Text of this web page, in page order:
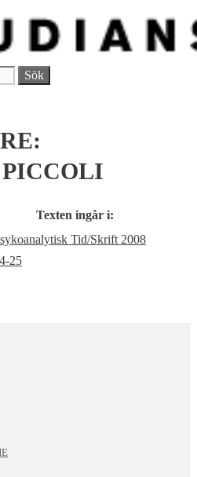
Texten ingår i:
Tid/Skrift 2008
25